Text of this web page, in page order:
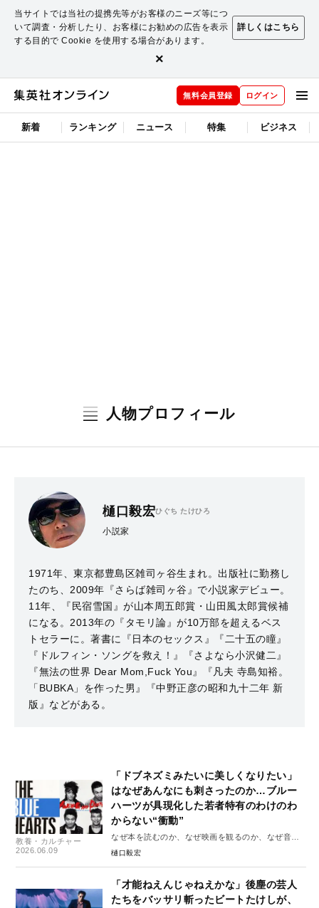
当サイトでは当社の提携先等がお客様のニーズ等につ
いて調査・分析したり、お客様にお勧めの広告を表示
する目的で Cookie を使用する場合があります。
詳しくはこちら
×
無料会員登録 ログイン
新着 ランキング ニュース 特集 ビジネス
人物プロフィール
樋口毅宏ひぐち たけひろ
小説家
1971年、東京都豊島区雑司ヶ谷生まれ。出版社に勤務し
たのち、2009年『さらば雑司ヶ谷』で小説家デビュー。
11年、『民宿雪国』が山本周五郎賞・山田風太郎賞候補
になる。2013年の『タモリ論』が10万部を超えるベス
トセラーに。著書に『日本のセックス』『二十五の瞳』
『ドルフィン・ソングを救え！』『さよなら小沢健二』
『無法の世界 Dear Mom,Fuck You』『凡夫 寺島知裕。
「BUBKA」を作った男』『中野正彦の昭和九十二年 新
版』などがある。
教養・カルチャー
2026.06.09
「ドブネズミみたいに美しくなりたい」
はなぜあんなにも刺さったのか…ブルー
ハーツが具現化した若者特有のわけのわ
からない“衝動”
なぜ本を読むのか、なぜ映画を観るのか、なぜ音楽
を聴くのか#3
樋口毅宏
「才能ねえんじゃねえかな」後塵の芸人
たちをバッサリ斬ったビートたけしが、